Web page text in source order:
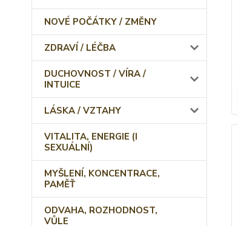
NOVÉ POČÁTKY / ZMĚNY
ZDRAVÍ / LÉČBA
DUCHOVNOST / VÍRA /
INTUICE
LÁSKA / VZTAHY
VITALITA, ENERGIE (I
SEXUÁLNÍ)
MYŠLENÍ, KONCENTRACE,
PAMĚŤ
ODVAHA, ROZHODNOST,
VŮLE